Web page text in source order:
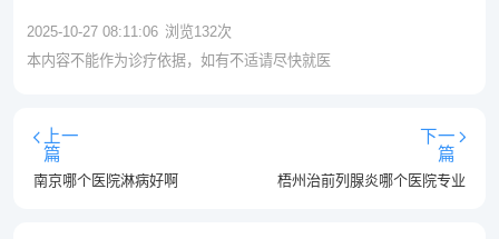
2025-10-27 08:11:06 浏览132次
本内容不能作为诊疗依据，如有不适请尽快就医
上一
篇
南京哪个医院淋病好啊
下一
篇
梧州治前列腺炎哪个医院专业